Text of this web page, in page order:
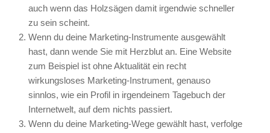
auch wenn das Holzsägen damit irgendwie schneller
zu sein scheint.
Wenn du deine Marketing-Instrumente ausgewählt
hast, dann wende Sie mit Herzblut an. Eine Website
zum Beispiel ist ohne Aktualität ein recht
wirkungsloses Marketing-Instrument, genauso
sinnlos, wie ein Profil in irgendeinem Tagebuch der
Internetwelt, auf dem nichts passiert.
Wenn du deine Marketing-Wege gewählt hast, verfolge